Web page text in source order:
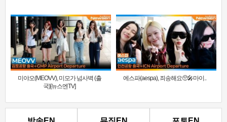
미야오(MEOVV), 미모가 넘사벽 (출
국)[뉴스엔TV]
에스파(aespa), 죄송해요🥺🎤마이..